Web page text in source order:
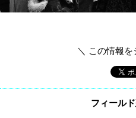
＼ この情報を
フィール